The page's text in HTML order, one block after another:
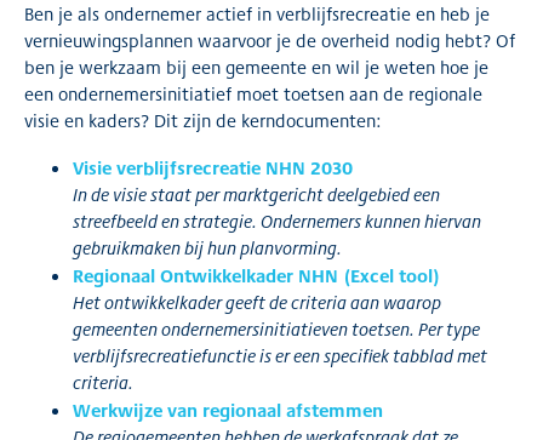
Ben je als ondernemer actief in verblijfsrecreatie en heb je
vernieuwingsplannen waarvoor je de overheid nodig hebt? Of
ben je werkzaam bij een gemeente en wil je weten hoe je
een ondernemersinitiatief moet toetsen aan de regionale
visie en kaders? Dit zijn de kerndocumenten:
Visie verblijfsrecreatie NHN 2030
In de visie staat per marktgericht deelgebied een
streefbeeld en strategie. Ondernemers kunnen hiervan
gebruikmaken bij hun planvorming.
Regionaal Ontwikkelkader NHN (Excel tool)
Het ontwikkelkader geeft de criteria aan waarop
gemeenten ondernemersinitiatieven toetsen. Per type
verblijfsrecreatiefunctie is er een specifiek tabblad met
criteria.
Werkwijze van regionaal afstemmen